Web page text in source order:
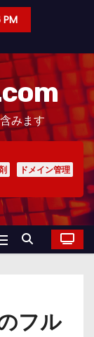
PM
みます
ドメイン管理
フル